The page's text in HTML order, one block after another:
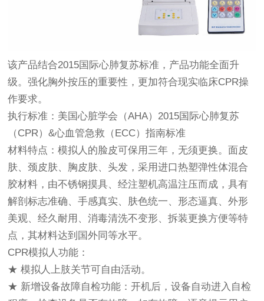
该产品结合2015国际心肺复苏标准，产品功能全面升
级。强化胸外按压的重要性，更加符合现实临床CPR操
作要求。
执行标准：美国心脏学会（AHA）2015国际心肺复苏
（CPR）&心血管急救（ECC）指南标准
材料特点：模拟人的脸皮可保用三年，无须更换。面皮
肤、颈皮肤、胸皮肤、头发，采用进口热塑弹性体混合
胶材料，由不锈钢摸具、经注塑机高温注压而成，具有
解剖标志准确、手感真实、肤色统一、形态逼真、外形
美观、经久耐用、消毒清洗不变形、拆装更换方便等特
点，其材料达到国外同等水平。
CPR模拟人功能：
★ 模拟人上肢关节可自由活动。
★ 新增设备故障自检功能：开机后，设备自动进入自检